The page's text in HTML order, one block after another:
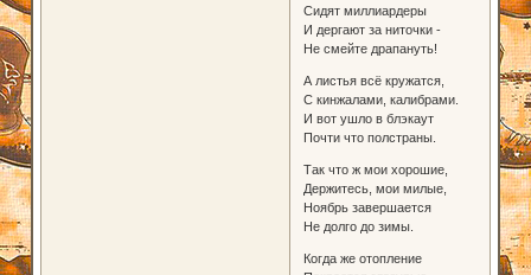
Сидят миллиардеры
И дергают за ниточки -
Не смейте драпануть!
А листья всё кружатся,
С кинжалами, калибрами.
И вот ушло в блэкаут
Почти что полстраны.
Так что ж мои хорошие,
Держитесь, мои милые,
Ноябрь завершается
Не долго до зимы.
Когда же отопление